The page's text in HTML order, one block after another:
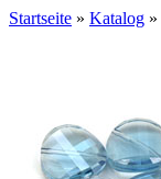
Startseite » Katalog »